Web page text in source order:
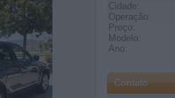
Cidade:
Operação:
Preço:
Modelo:
Ano:
Contato